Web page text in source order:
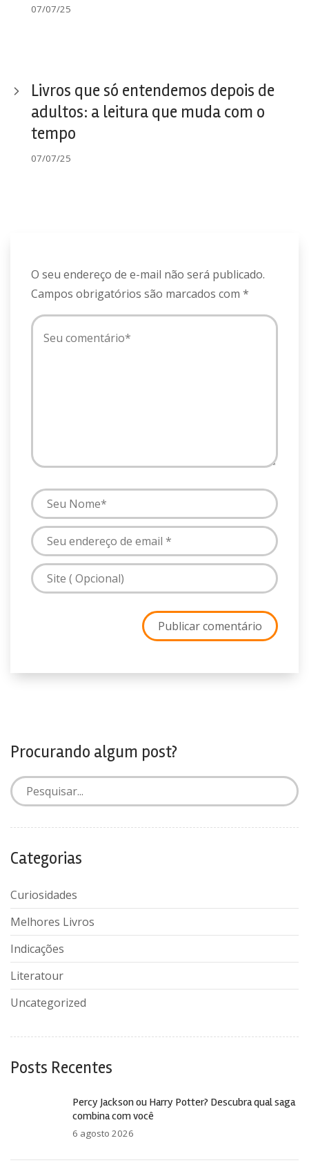
07/07/25
Livros que só entendemos depois de
adultos: a leitura que muda com o
tempo
07/07/25
O seu endereço de e-mail não será publicado.
Campos obrigatórios são marcados com *
Procurando algum post?
Categorias
Curiosidades
Melhores Livros
Indicações
Literatour
Uncategorized
Posts Recentes
Percy Jackson ou Harry Potter? Descubra qual saga
combina com você
6 agosto 2026